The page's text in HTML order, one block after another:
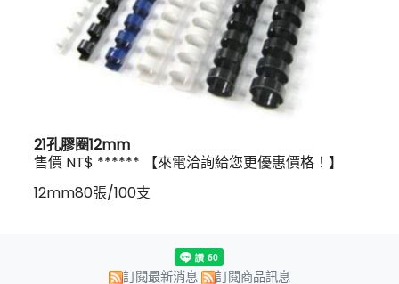
21孔膠圈12mm
售價 NT$ ****** 【來電洽詢給您更優惠價格！】
12mm80張/100支
訂閱最新消息 訂閱商品訊息